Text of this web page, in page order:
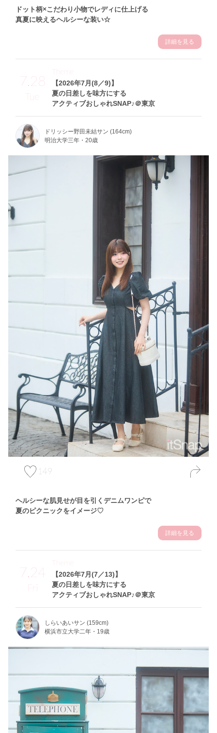
ドット柄×こだわり小物でレディに仕上げる
真夏に映えるヘルシーな装い☆
詳細を見る
7.28
Tue
【2026年7月(8／9)】
夏の日差しを味方にする
アクティブおしゃれSNAP♪＠東京
Theme
ドリッシー野田未結サン (164cm)
明治大学三年・20歳
149
ヘルシーな肌見せが目を引くデニムワンピで
夏のピクニックをイメージ♡
詳細を見る
7.24
Fri
【2026年7月(7／13)】
夏の日差しを味方にする
アクティブおしゃれSNAP♪＠東京
Theme
しらいあいサン (159cm)
横浜市立大学二年・19歳